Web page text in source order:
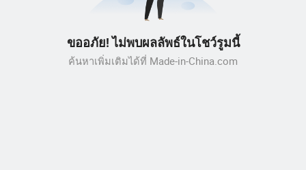
ขออภัย! ไม่พบผลลัพธ์ในโชว์รูมนี้
ค้นหาเพิ่มเติมได้ที่ Made-in-China.com